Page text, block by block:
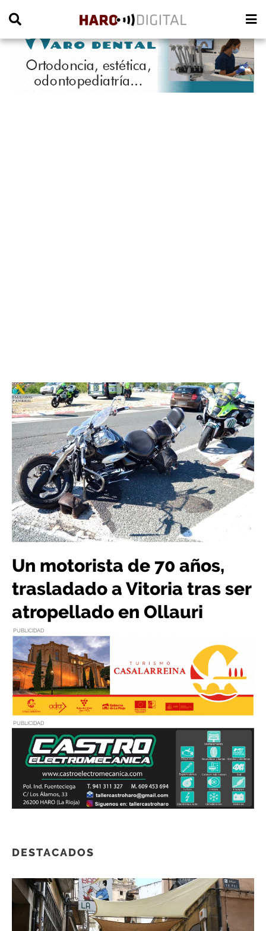
Un motorista de 70 años,
trasladado a Vitoria tras ser
atropellado en Ollauri
PUBLICIDAD
PUBLICIDAD
DESTACADOS